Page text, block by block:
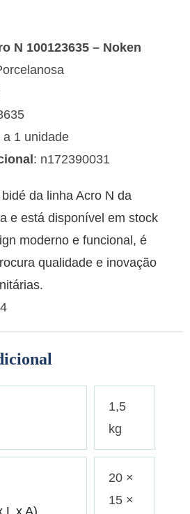
N 100123635 – Noken
a 1 unidade
: n172390031
da linha Acro N da
e está disponível em stock
moderno e funcional, é
qualidade e inovação
4
1,5
kg
20 ×
15 ×